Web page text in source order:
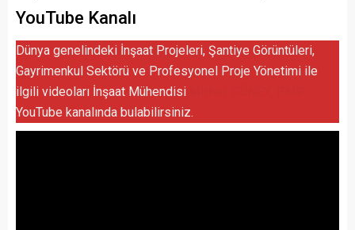
YouTube Kanalı
Dünya genelindeki İnşaat Projeleri, Şantiye Görüntüleri,
Gayrimenkul Sektörü ve Profesyonel Proje Yönetimi ile
ilgili videoları İnşaat Mühendisi
YouTube kanalında bulabilirsiniz.